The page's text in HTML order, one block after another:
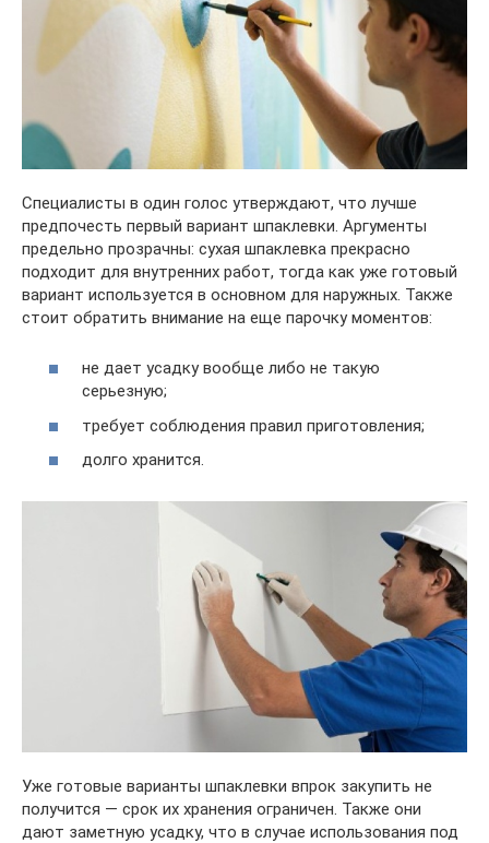
Специалисты в один голос утверждают, что лучше
предпочесть первый вариант шпаклевки. Аргументы
предельно прозрачны: сухая шпаклевка прекрасно
подходит для внутренних работ, тогда как уже готовый
вариант используется в основном для наружных. Также
стоит обратить внимание на еще парочку моментов:
не дает усадку вообще либо не такую
серьезную;
требует соблюдения правил приготовления;
долго хранится.
Уже готовые варианты шпаклевки впрок закупить не
получится — срок их хранения ограничен. Также они
дают заметную усадку, что в случае использования под